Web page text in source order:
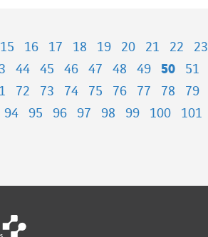
15 16 17 18 19 20 21 22 23
44 45 46 47 48 49 50 51
72 73 74 75 76 77 78 79
94 95 96 97 98 99 100 101